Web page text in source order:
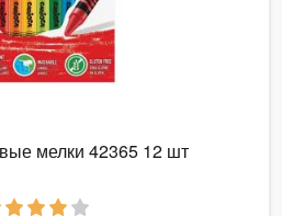
мелки 42365 12 шт